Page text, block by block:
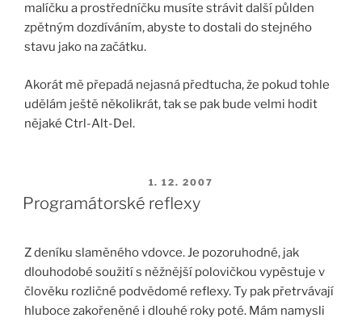
malíčku a prostředníčku musíte strávit další půlden
zpětným dozdíváním, abyste to dostali do stejného
stavu jako na začátku.
Akorát mě přepadá nejasná předtucha, že pokud tohle
udělám ještě několikrát, tak se pak bude velmi hodit
nějaké Ctrl-Alt-Del.
PUBLIKOVÁNO
1. 12. 2007
Programátorské reflexy
Z deníku slaměného vdovce. Je pozoruhodné, jak
dlouhodobé soužití s něžnější polovičkou vypěstuje v
člověku rozličné podvědomé reflexy. Ty pak přetrvávají
hluboce zakořeněné i dlouhé roky poté. Mám namysli